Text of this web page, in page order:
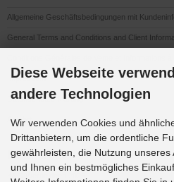
Allgemeine Geschäftsbedingungen mit
General Terms and Conditions and Client
Impressum
Datenschutzerklärung
Anfahrt
Downloads
Diese Webseite
andere Technologien
Wir verwenden Cookies und
Drittanbietern, um die ordentliche
gewährleisten, die Nutzung
und Ihnen ein bestmögliches